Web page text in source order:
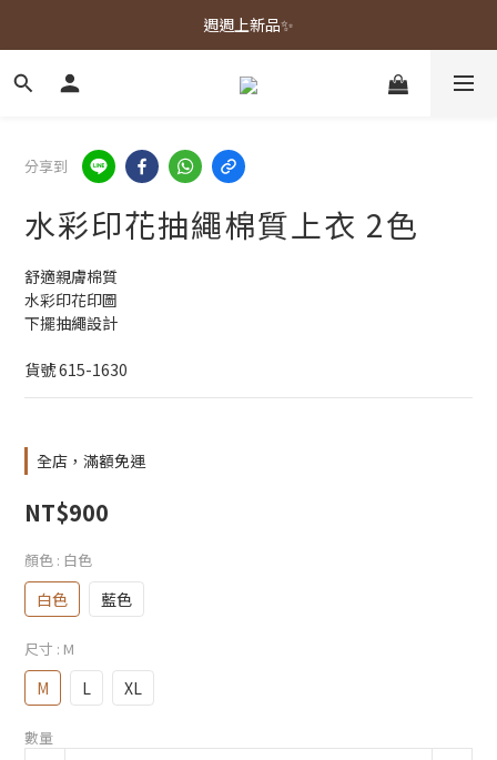
春夏新品上市🌿
週週上新品✨
春夏新品上市🌿
分享到
水彩印花抽繩棉質上衣 2色
舒適親膚棉質
水彩印花印圖
下擺抽繩設計
貨號 615-1630
全店，滿額免運
NT$900
顏色 : 白色
白色 藍色
尺寸 : M
M L XL
數量